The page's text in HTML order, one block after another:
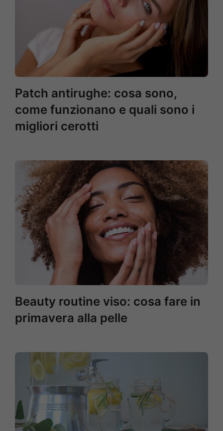
Patch antirughe: cosa sono,
come funzionano e quali sono i
migliori cerotti
Beauty routine viso: cosa fare in
primavera alla pelle